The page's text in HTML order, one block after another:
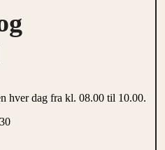
hver dag fra kl. 08.00 til 10.00.